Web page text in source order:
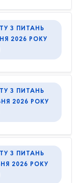
З ПИТАНЬ
2026 РОКУ
З ПИТАНЬ
2026 РОКУ
З ПИТАНЬ
2026 РОКУ